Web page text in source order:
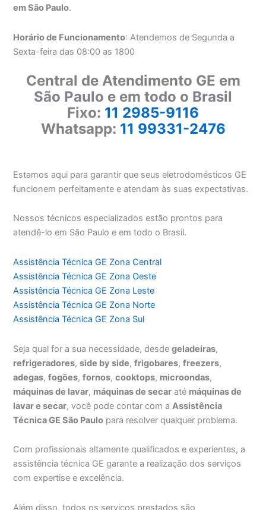
em São Paulo.
Horário de Funcionamento: Atendemos de Segunda a
Sexta-feira das 08:00 as 1800
Central de Atendimento GE em
São Paulo e em todo o Brasil
Fixo: 11 2985-9116
Whatsapp: 11 99331-2476
Estamos aqui para garantir que seus eletrodomésticos GE
funcionem perfeitamente e atendam às suas expectativas.
Nossos técnicos especializados estão prontos para
atendê-lo em São Paulo e em todo o Brasil.
Assistência Técnica GE Zona Central
Assistência Técnica GE Zona Oeste
Assistência Técnica GE Zona Leste
Assistência Técnica GE Zona Norte
Assistência Técnica GE Zona Sul
Seja qual for a sua necessidade, desdegeladeiras,
refrigeradores,side by side,frigobares,freezers,
adegas,fogões,fornos,cooktops, microondas,
máquinas de lavar, máquinas de secar até máquinas de
lavar e secar, você pode contar com a Assistência
Técnica GE São Paulo para resolver qualquer problema.
Com profissionais altamente qualificados e experientes, a
assistência técnica GE garante a realização dos serviços
com expertise e excelência.
Além disso, todos os serviços prestados são